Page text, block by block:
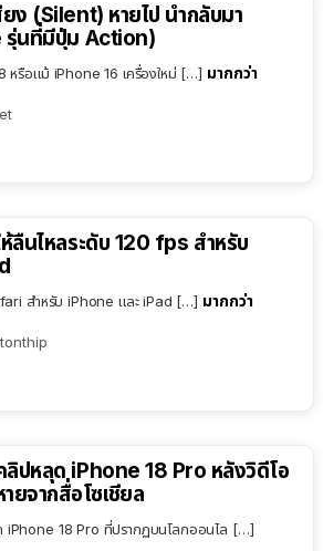
ง (Silent) หายไป นำกลับมา
รุ่นที่มีปุ่ม Action)
หรือแม้ iPhone 16 เครื่องใหม่ […] มากกว่า
ลื่นไหลระดับ 120 fps สำหรับ
สำหรับ iPhone และ iPad […] มากกว่า
ลิปหลุด iPhone 18 Pro หลังวิดีโอ
ยจากสื่อโซเชียล
iPhone 18 Pro ที่ปรากฏบนโลกออนไล […]